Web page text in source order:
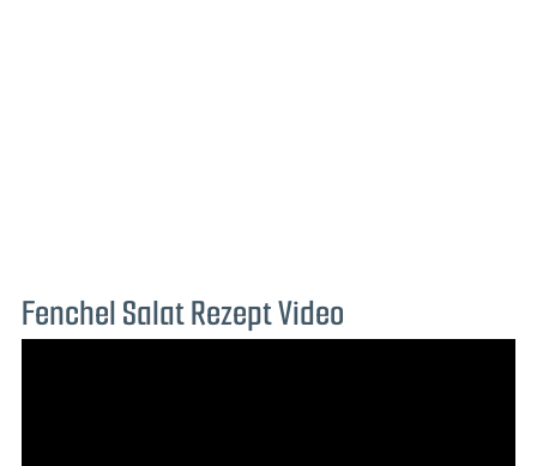
Fenchel Salat Rezept Video